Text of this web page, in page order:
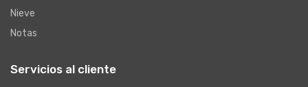
Nieve
Notas
Servicios al cliente